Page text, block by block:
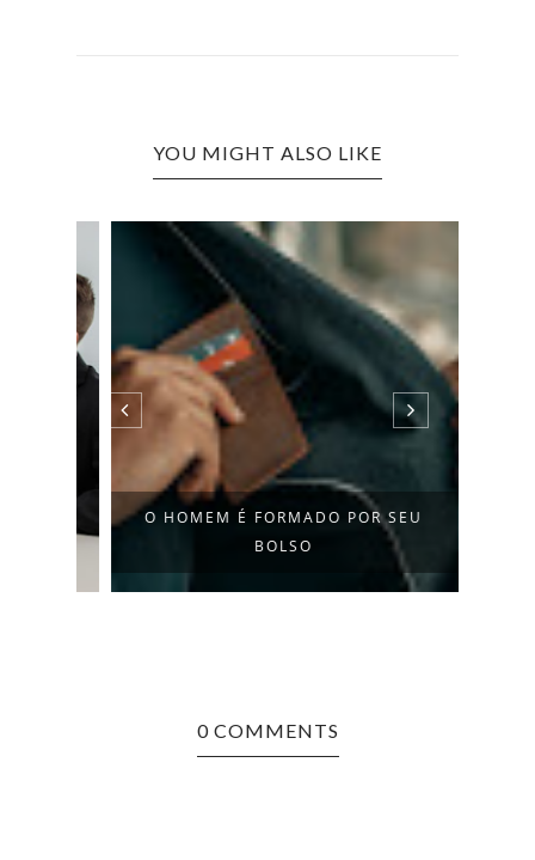
YOU MIGHT ALSO LIKE
O HOMEM É FORMADO POR SEU
BOLSO
0 COMMENTS